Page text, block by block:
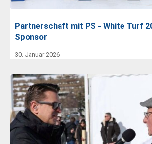
Partnerschaft mit PS - White Turf
Sponsor
30. Januar 2026